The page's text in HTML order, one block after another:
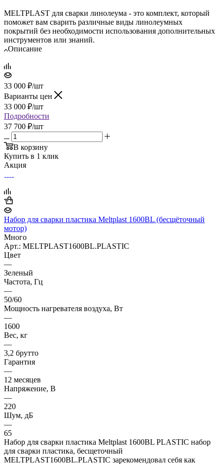
MELTPLAST для сварки линолеума - это комплект, который
поможет вам сварить различные виды линолеумных
покрытий без необходимости использования дополнительных
инструментов или знаний.
Описание
33 000 ₽/шт
Варианты цен
33 000 ₽/шт
Подробности
37 700 ₽/шт
В корзину
Купить в 1 клик
Акция
Набор для сварки пластика Meltplast 1600BL (бесщёточный
мотор)
Много
Арт.: MELTPLAST1600BL.PLASTIC
Цвет
—
Зеленый
Частота, Гц
—
50/60
Мощность нагревателя воздуха, Вт
—
1600
Вес, кг
—
3,2 брутто
Гарантия
—
12 месяцев
Напряжение, В
—
220
Шум, дБ
—
65
Набор для сварки пластика Meltplast 1600BL PLASTIC набор
для сварки пластика, бесщеточный
MELTPLAST1600BL.PLASTIC зарекомендовал себя как